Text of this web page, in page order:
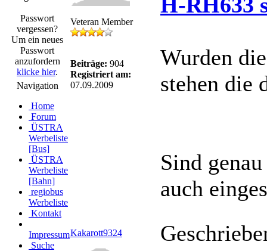
Passwort
vergessen?
Um ein neues
Passwort
anzufordern
klicke hier.
Navigation
Home
Forum
ÜSTRA
Werbeliste
[Bus]
ÜSTRA
Werbeliste
[Bahn]
regiobus
Werbeliste
Kontakt
Impressum
Suche
Veteran Member
Beiträge: 904
Registriert am:
07.09.2009
Wurden
stehen die
Sind
auch
Kakarott9324